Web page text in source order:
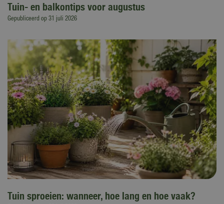
Tuin- en balkontips voor augustus
Gepubliceerd op 31 juli 2026
Tuin sproeien: wanneer, hoe lang en hoe vaak?